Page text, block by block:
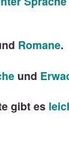
Romane.
und
gibt es